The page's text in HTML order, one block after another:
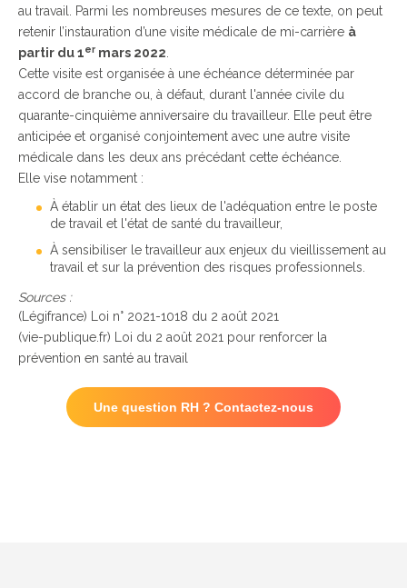
au travail. Parmi les nombreuses mesures de ce texte, on peut
retenir l’instauration d’une visite médicale de mi-carrière à
partir du 1er mars 2022
Cette visite est organisée à une échéance déterminée par
accord de branche ou, à défaut, durant l'année civile du
quarante-cinquième anniversaire du travailleur. Elle peut être
anticipée et organisé conjointement avec une autre visite
médicale dans les deux ans précédant cette échéance.
Elle vise notamment :
À établir un état des lieux de l'adéquation entre le poste
de travail et l'état de santé du travailleur,
À sensibiliser le travailleur aux enjeux du vieillissement au
travail et sur la prévention des risques professionnels.
Sources :
(Légifrance) Loi n° 2021-1018 du 2 août 2021
(vie-publique.fr) Loi du 2 août 2021 pour renforcer la
prévention en santé au travail
Une question RH ? Contactez-nous